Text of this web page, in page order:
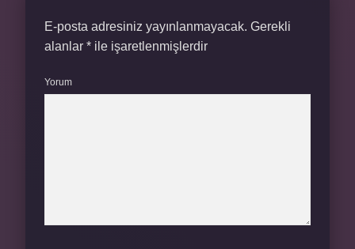
E-posta adresiniz yayınlanmayacak. Gerekli
alanlar * ile işaretlenmişlerdir
Yorum